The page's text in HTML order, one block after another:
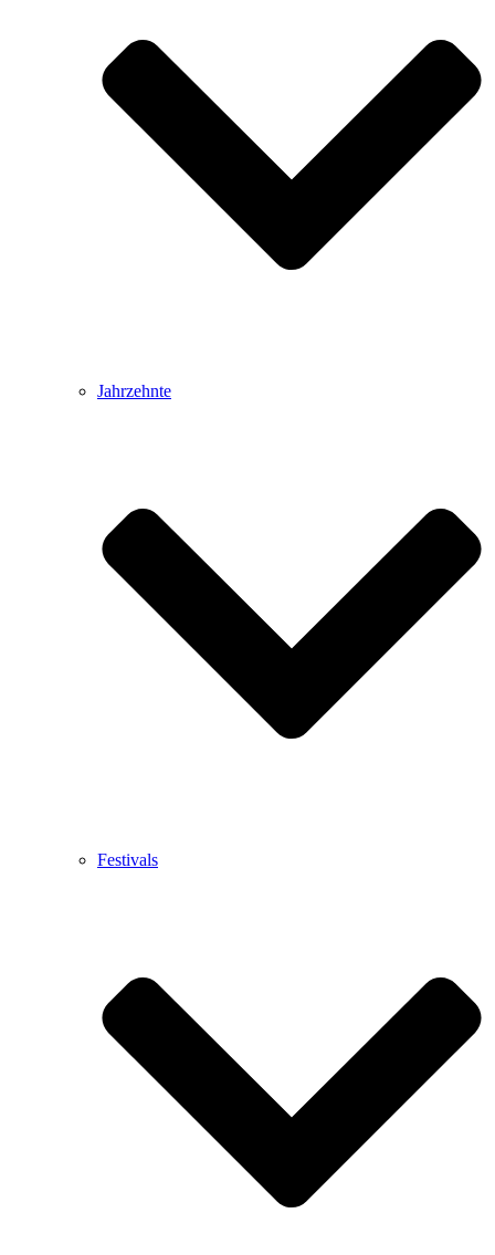
Jahrzehnte
Festivals